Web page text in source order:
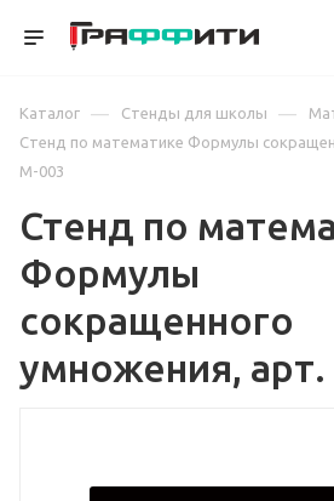
Каталог — Стенды для школы —
Стенд по математике Формулы
М-003
Стенд по
Формулы
сокращенного
умножения,